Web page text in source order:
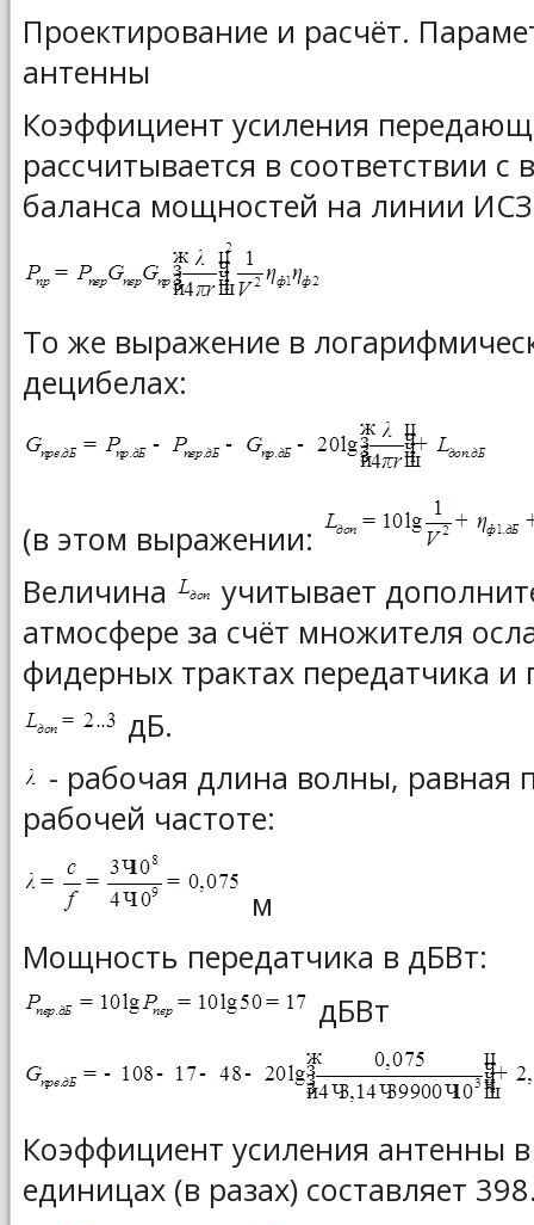
Проектирование и расчёт.
антенны
Коэффициент усиления
рассчитывается в соответствии
баланса мощностей на линии
То же выражение в
децибелах:
(в этом выражении:
Величина
учитывает
атмосфере за счёт множителя
фидерных трактах передатчика и
дБ.
- рабочая длина волны, равная
рабочей частоте:
м
Мощность передатчика в дБВт:
дБВт
Коэффициент усиления антенны
единицах (в разах) составляет